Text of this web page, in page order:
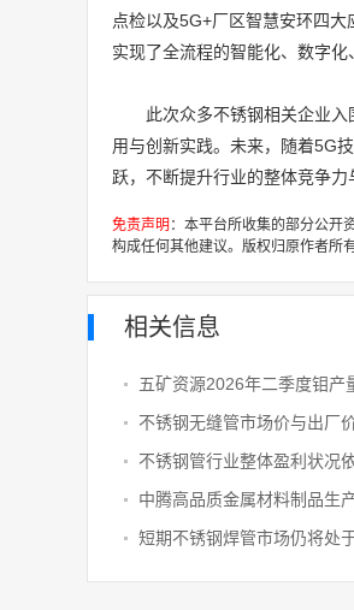
点检以及5G+厂区智慧安环四
实现了全流程的智能化、数字化
此次众多不锈钢相关企业
用与创新实践。未来，随着5G
跃，不断提升行业的整体竞争力
免责声明 ：本平台所收集的部分公开
构成任何其他建议。版权归原作者所
相关信息
五矿资源2026年二季度钼产